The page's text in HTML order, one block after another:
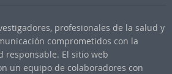
profesionales de la salud y
comprometidos con la
responsable. El sitio web
un equipo de colaboradores con